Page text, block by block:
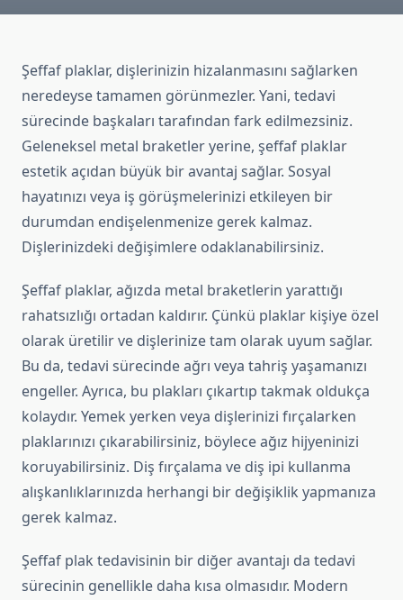
Şeffaf plaklar, dişlerinizin hizalanmasını sağlarken
neredeyse tamamen görünmezler. Yani, tedavi
sürecinde başkaları tarafından fark edilmezsiniz.
Geleneksel metal braketler yerine, şeffaf plaklar
estetik açıdan büyük bir avantaj sağlar. Sosyal
hayatınızı veya iş görüşmelerinizi etkileyen bir
durumdan endişelenmenize gerek kalmaz.
Dişlerinizdeki değişimlere odaklanabilirsiniz.
Şeffaf plaklar, ağızda metal braketlerin yarattığı
rahatsızlığı ortadan kaldırır. Çünkü plaklar kişiye özel
olarak üretilir ve dişlerinize tam olarak uyum sağlar.
Bu da, tedavi sürecinde ağrı veya tahriş yaşamanızı
engeller. Ayrıca, bu plakları çıkartıp takmak oldukça
kolaydır. Yemek yerken veya dişlerinizi fırçalarken
plaklarınızı çıkarabilirsiniz, böylece ağız hijyeninizi
koruyabilirsiniz. Diş fırçalama ve diş ipi kullanma
alışkanlıklarınızda herhangi bir değişiklik yapmanıza
gerek kalmaz.
Şeffaf plak tedavisinin bir diğer avantajı da tedavi
sürecinin genellikle daha kısa olmasıdır. Modern